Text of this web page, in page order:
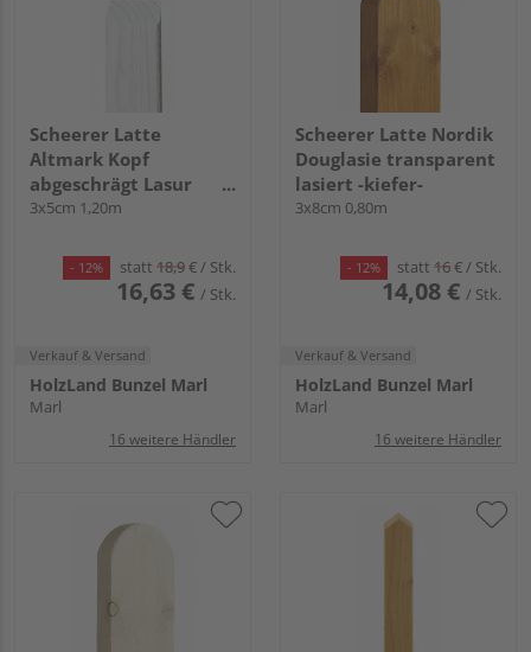
Scheerer Latte
Altmark Kopf
abgeschrägt Lasur
transparent lasiert -
3x5cm 1,20m
- 12% statt 18,9€/ Stk.
16,63 € / Stk.
Verkauf & Versand
HolzLand Bunzel Marl
Marl
16 weitere Händler
Scheerer Latte Nordik
Douglasie transparent
lasiert -kiefer-
3x8cm 0,80m
- 12% statt 16€/ Stk.
14,08 € / Stk.
Verkauf & Versand
HolzLand Bunzel Marl
Marl
16 weitere Händler